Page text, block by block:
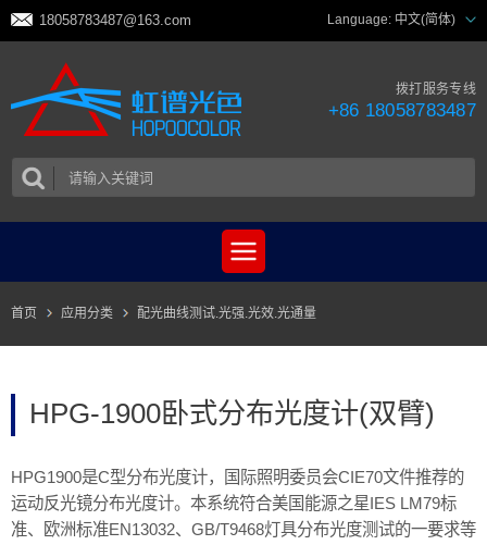
18058783487@163.com Language: 中文(简体)
拨打服务专线
+86 18058783487
首页 应用分类 配光曲线测试.光强.光效.光通量
HPG-1900卧式分布光度计(双臂)
HPG1900是C型分布光度计，国际照明委员会CIE70文件推荐的
运动反光镜分布光度计。本系统符合美国能源之星IES LM79标
准、欧洲标准EN13032、GB/T9468灯具分布光度测试的一要求等